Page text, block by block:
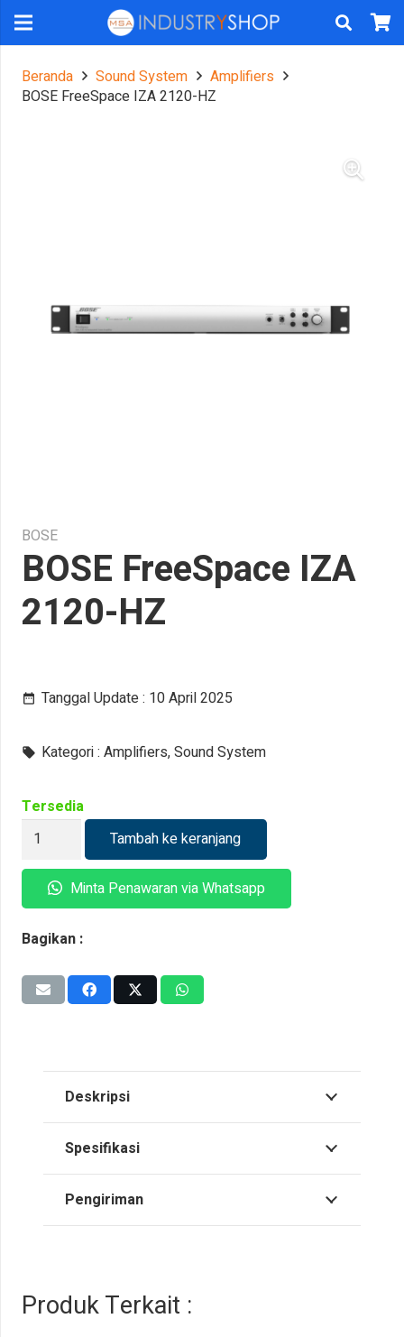
Beranda Sound System
Amplifiers
BOSE FreeSpace IZA 2120-HZ
BOSE
BOSE FreeSpace IZA
2120-HZ
date_range Tanggal Update : 10 April 2025
local_offer Kategori :Amplifiers,Sound System
Tersedia
Kuantitas
FreeSpace
IZA
2120-
Tambah ke keranjang
Minta Penawaran via Whatsapp
Bagikan :
Deskripsi
Spesifikasi
Pengiriman
Produk Terkait :